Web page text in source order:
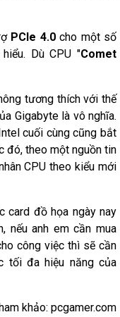
PCIe 4.0cho một số
Dù CPU "Comet
tương thích với thế
Gigabyte là vô nghĩa.
cuối cùng cũng bắt
đó, theo một nguồn tin
CPU theo kiểu mới
card đồ họa ngày nay
nếu anh em cần mua
công việc thì sẽ cần
tối đa hiệu năng của
khảo: pcgamer.com